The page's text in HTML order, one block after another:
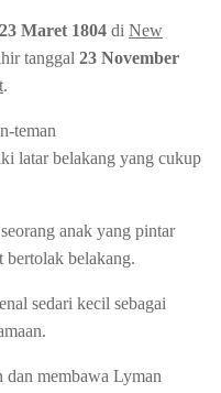
23 Maret 1804 di New
tanggal 23 November
.
teman
latar belakang yang cukup
anak yang pintar
bertolak belakang.
sedari kecil sebagai
dan membawa Lyman